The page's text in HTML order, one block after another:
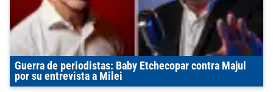
Guerra de periodistas: Baby Etchecopar contra Majul
por su entrevista a Milei